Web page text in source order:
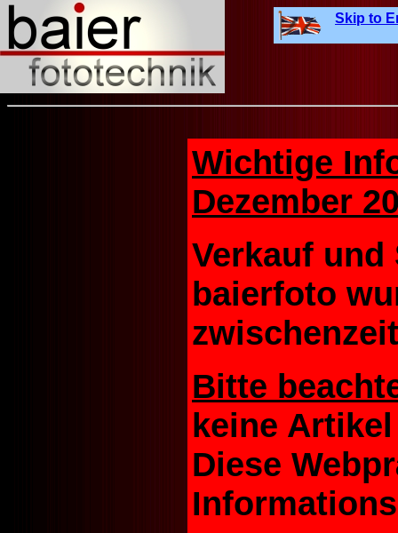
Skip to
Wichtige
Dezember
Verkauf und
baierfoto
Bitte
keine
Diese